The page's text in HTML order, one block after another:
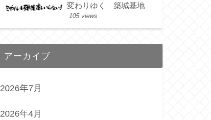
変わりゆく 築城基地
105 views
アーカイブ
2026年7月
2026年4月